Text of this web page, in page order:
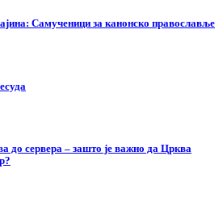
Самученици за канонско православље
до сервера – зашто је важно да Црква